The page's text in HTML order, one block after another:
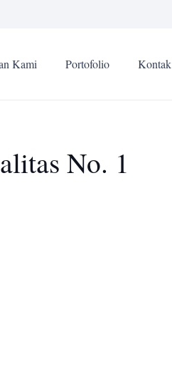
Kami Portofolio Kontak
No. 1